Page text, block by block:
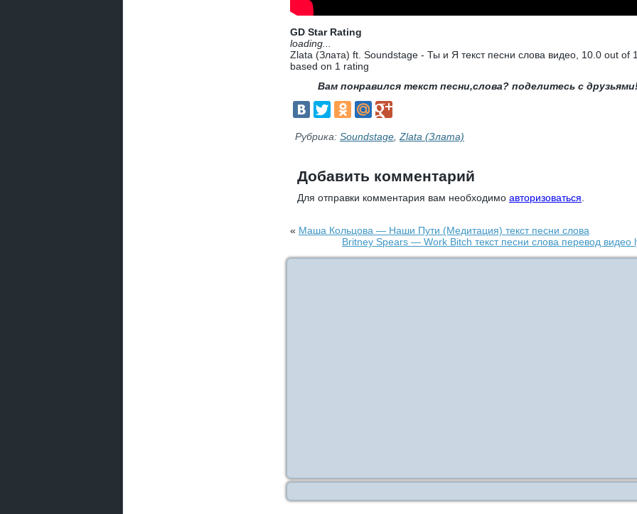
GD Star Rating
loading...
Zlata (Злата) ft. Soundstage - Ты и Я текст песни слова видео 10.0 out of
based on 1 rating
Вам понравился текст песни,слова? поделитесь с
Рубрика: Soundstage Zlata (Злата)
Добавить комментарий
Для отправки комментария вам необходимо авторизоваться
« Маша Кольцова — Наши Пути (Медитация) текст песни слова
Britney Spears — Work Bitch текст песни слова перевод видео